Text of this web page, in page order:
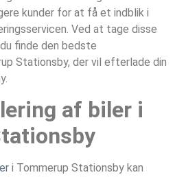
kunder for at få et indblik i
Ved at tage disse
finde den bedste
Stationsby, der vil efterlade din
af biler i
i Tommerup Stationsby kan